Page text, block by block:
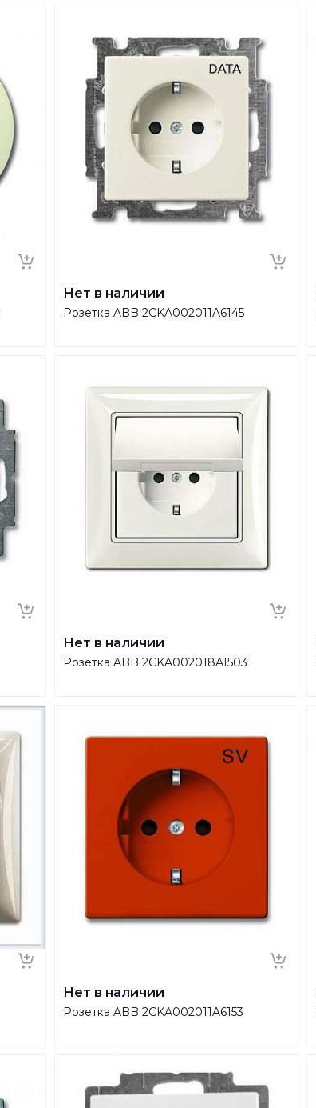
Нет в наличии
Розетка ABB 2CKA002011A6145
Нет в наличии
Розетка ABB 2CKA002018A1503
Нет в наличии
Розетка ABB 2CKA002011A6153